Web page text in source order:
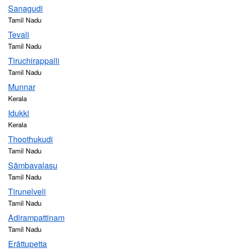
Sanagudi
Tamil Nadu
Tevali
Tamil Nadu
Tiruchirappalli
Tamil Nadu
Munnar
Kerala
Idukki
Kerala
Thoothukudi
Tamil Nadu
Sāmbavalasu
Tamil Nadu
Tirunelveli
Tamil Nadu
Adirampattinam
Tamil Nadu
Erāttupetta